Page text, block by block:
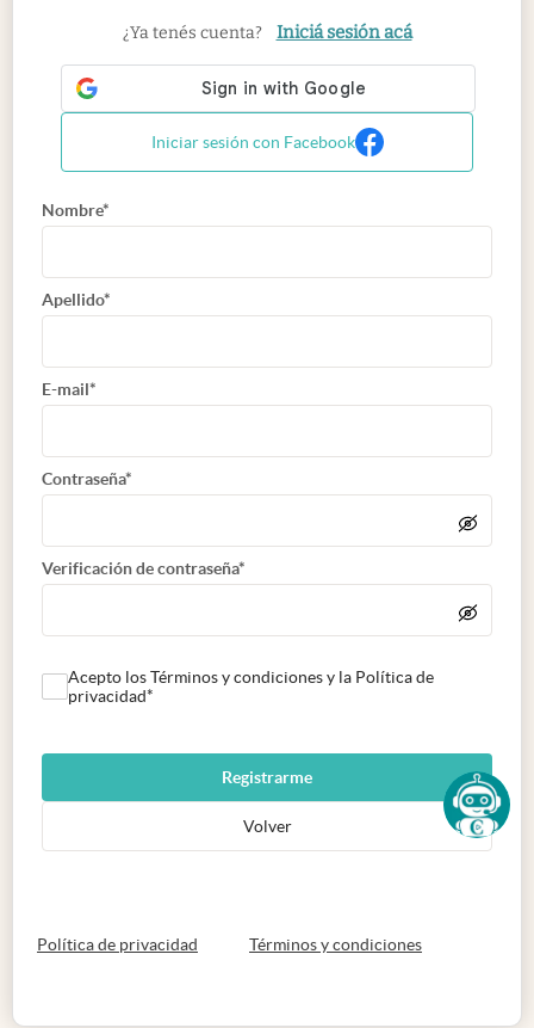
¿Ya tenés cuenta? Iniciá sesión acá
Iniciar sesión con Facebook
Nombre*
Apellido*
E-mail*
Contraseña*
Verificación de contraseña*
Acepto los Términos y condiciones y la Política de
privacidad*
Registrarme
Volver
Política de privacidad abre en nueva pestaña
Términos y condicionesabre en nueva